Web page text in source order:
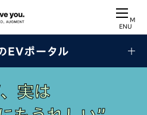
ENU
EVポータル
実は